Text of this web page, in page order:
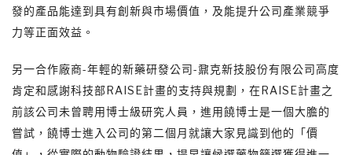
發的產品能達到具有創新與市場價值，及能提升公司產業競爭
力等正面效益。
另一合作廠商-年輕的新藥研發公司-鼐克新技股份有限公司高度
肯定和感謝科技部RAISE計畫的支持與規劃，在RAISE計畫之
前該公司未曾聘用博士級研究人員，進用饒博士是一個大膽的
嘗試，饒博士進入公司的第二個月就讓大家見識到他的「價